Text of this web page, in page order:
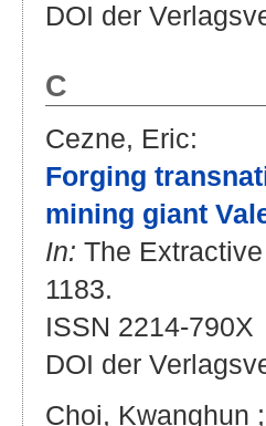
DOI der
C
Cezne, Eric:
Forging
mining giant
In: The
1183.
ISSN 2214-790X
DOI der
Choi, Kwanghun